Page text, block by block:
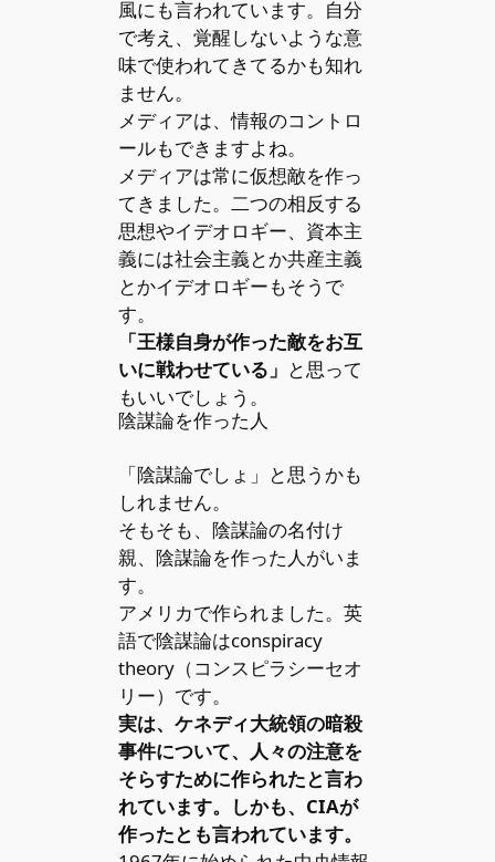
風にも言われています。自分
で考え、覚醒しないような意
味で使われてきてるかも知れ
ません。
メディアは、情報のコントロ
ールもできますよね。
メディアは常に仮想敵を作っ
てきました。二つの相反する
思想やイデオロギー、資本主
義には社会主義とか共産主義
とかイデオロギーもそうで
す。
「王様自身が作った敵をお互
いに戦わせている」 と思って
もいいでしょう。
陰謀論を作った人
「陰謀論でしょ」と思うかも
しれません。
そもそも、陰謀論の名付け
親、陰謀論を作った人がいま
す。
アメリカで作られました。英
語で陰謀論はconspiracy
theory（コンスピラシーセオ
リー）です。
実は、ケネディ大統領の暗殺
事件について、人々の注意を
そらすために作られたと言わ
れています。しかも、CIAが
作ったとも言われています。